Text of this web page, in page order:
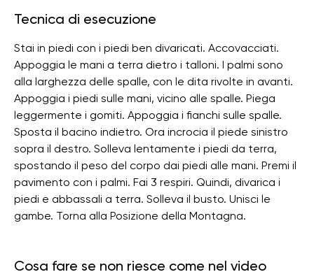
Tecnica di esecuzione
Stai in piedi con i piedi ben divaricati. Accovacciati.
Appoggia le mani a terra dietro i talloni. I palmi sono
alla larghezza delle spalle, con le dita rivolte in avanti.
Appoggia i piedi sulle mani, vicino alle spalle. Piega
leggermente i gomiti. Appoggia i fianchi sulle spalle.
Sposta il bacino indietro. Ora incrocia il piede sinistro
sopra il destro. Solleva lentamente i piedi da terra,
spostando il peso del corpo dai piedi alle mani. Premi il
pavimento con i palmi. Fai 3 respiri. Quindi, divarica i
piedi e abbassali a terra. Solleva il busto. Unisci le
gambe. Torna alla Posizione della Montagna.
Cosa fare se non riesce come nel video